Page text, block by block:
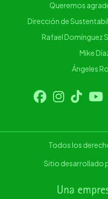
Queremos
Dirección de
Rafael Domínguez
Mike
Ángeles
Todos los
Sitio desarrollado